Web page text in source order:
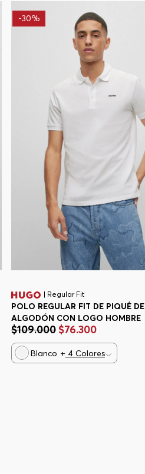
-30%
| Regular Fit
POLO REGULAR FIT DE PIQUÉ DE
ALGODÓN CON LOGO HOMBRE
$109.000 $76.300
Blanco + 4 Colores